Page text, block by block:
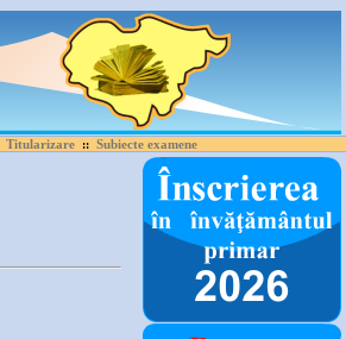
Titularizare:: Subiecte examene